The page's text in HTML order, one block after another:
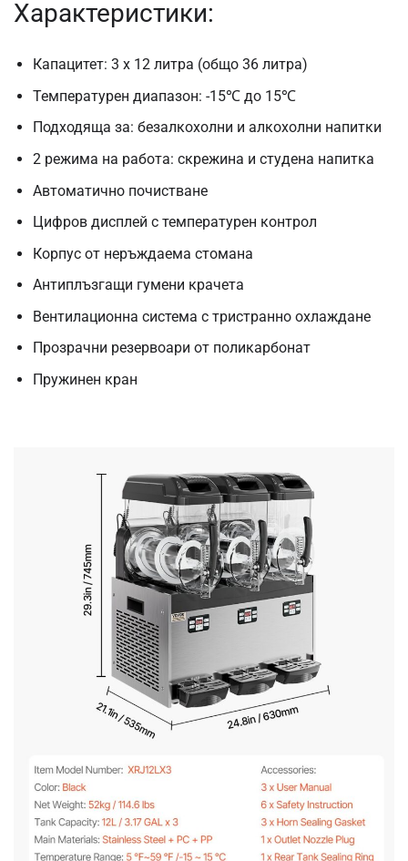
Характеристики:
Капацитет: 3 x 12 литра (общо 36 литра)
Температурен диапазон: -15℃ до 15℃
Подходяща за: безалкохолни и алкохолни напитки
2 режима на работа: скрежина и студена напитка
Автоматично почистване
Цифров дисплей с температурен контрол
Корпус от неръждаема стомана
Антиплъзгащи гумени крачета
Вентилационна система с тристранно охлаждане
Прозрачни резервоари от поликарбонат
Пружинен кран